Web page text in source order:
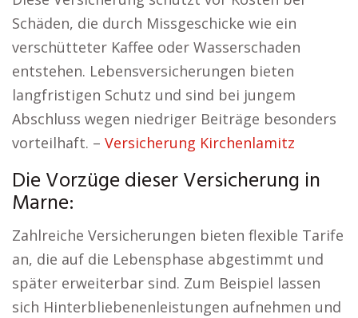
Schäden, die durch Missgeschicke wie ein
verschütteter Kaffee oder Wasserschaden
entstehen. Lebensversicherungen bieten
langfristigen Schutz und sind bei jungem
Abschluss wegen niedriger Beiträge besonders
vorteilhaft. – Versicherung Kirchenlamitz
Die Vorzüge dieser Versicherung in
Marne:
Zahlreiche Versicherungen bieten flexible Tarife
an, die auf die Lebensphase abgestimmt und
später erweiterbar sind. Zum Beispiel lassen
sich Hinterbliebenenleistungen aufnehmen und